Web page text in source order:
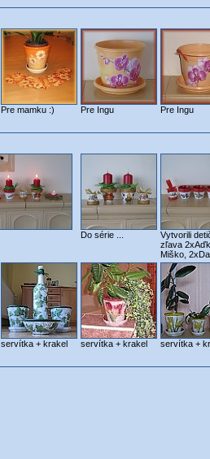
Pre mamku :) Pre Ingu Pre Ingu
Do série ...
Vytvorili
zľava
Miško,
servítka + krakel servítka + krakel servítka +